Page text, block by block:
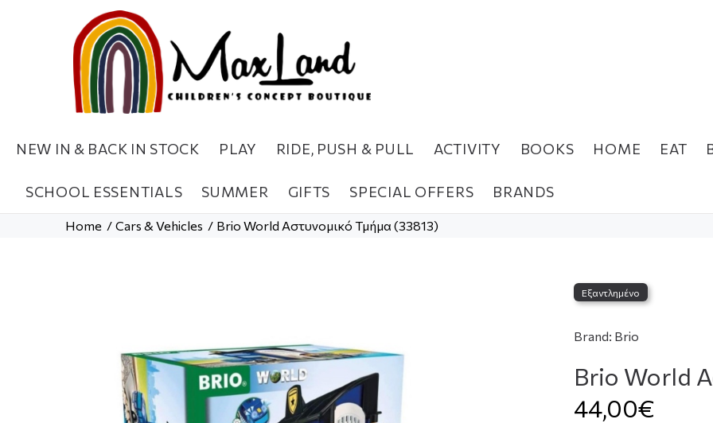
NEW IN & BACK IN STOCK PLAY RIDE, PUSH & PULL ACTIVITY BOOKS HOME EAT
SCHOOL ESSENTIALS SUMMER GIFTS SPECIAL OFFERS BRANDS
Home Cars & Vehicles Brio World Αστυνομικό Τμήμα (33813)
Εξαντλημένο
Brand: Brio
Brio World
44,00€